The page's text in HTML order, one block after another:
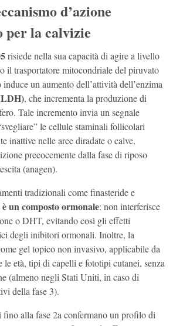
d’azione
la calvizie
risiede nella sua capacità di agire a livello
il trasportatore mitocondriale del piruvato
un aumento dell’attività dell’enzima
, che incrementa la produzione di
Tale incremento invia un segnale
le cellule staminali follicolari
inattive nelle aree diradate o calve,
precocemente dalla fase di riposo
(anagen).
tradizionali come finasteride e
un composto ormonale: non interferisce
o DHT, evitando così gli effetti
degli inibitori ormonali. Inoltre, la
gel topico non invasivo, applicabile da
età, tipi di capelli e fototipi cutanei, senza
(almeno negli Stati Uniti, in caso di
della fase 3).
alla fase 2a confermano un profilo di